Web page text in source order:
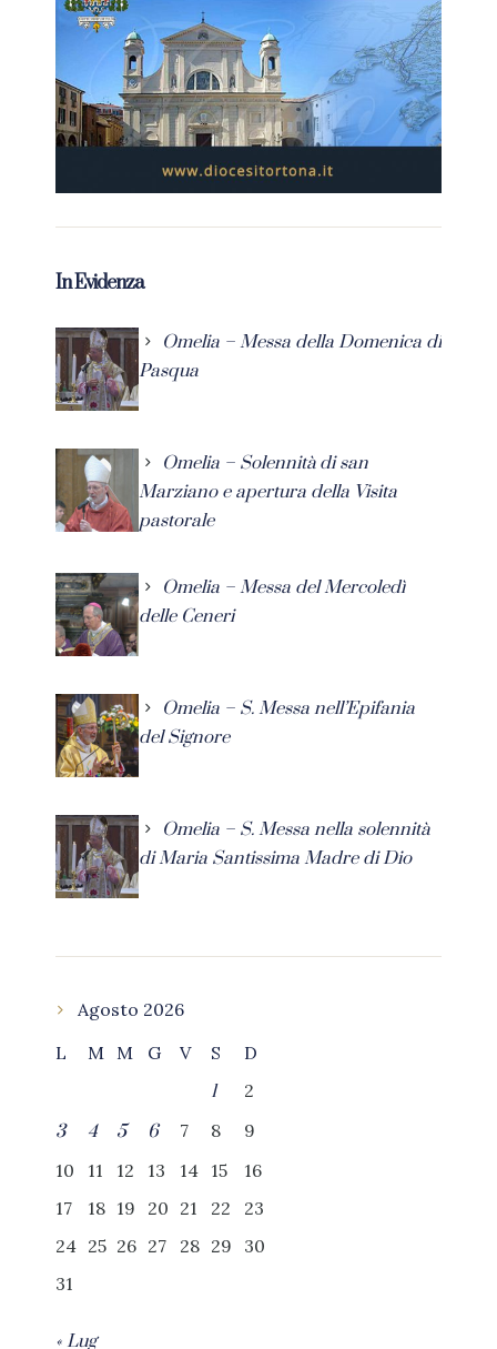
In Evidenza
Omelia – Messa della Domenica di
Pasqua
Omelia – Solennità di san
Marziano e apertura della Visita
pastorale
Omelia – Messa del Mercoledì
delle Ceneri
Omelia – S. Messa nell’Epifania
del Signore
Omelia – S. Messa nella solennità
di Maria Santissima Madre di Dio
Agosto 2026
L
M M G V S
D
1
2
3
4 5 6 7 8
9
10
11 12 13 14 15
16
17
18 19 20 21 22
23
24 25 26 27 28 29
30
31
« Lug